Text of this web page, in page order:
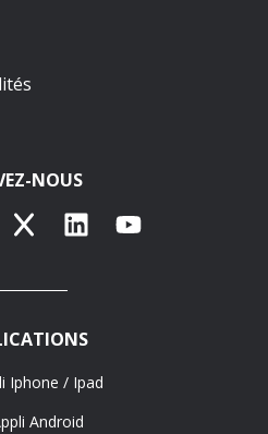
NOUS
X LinkedInYouTube
Iphone / Ipad
Android